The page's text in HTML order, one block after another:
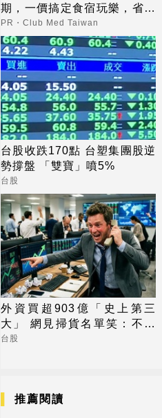
期，一價搞定食宿玩樂，省錢
更省心！
PR・Club Med Taiwan
台股收跌170點 台塑集團股逆
勢撐盤 「雙寶」噴5%
台股
外資買超903億「史上第三
大」 網見掃貨名單笑：不懂
在幹嘛
台股
推薦閱讀